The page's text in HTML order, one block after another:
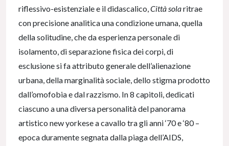
riflessivo-esistenziale e il didascalico,Città solaritrae
con precisione analitica una condizione umana, quella
della solitudine, che da esperienza personale di
isolamento, di separazione fisica dei corpi, di
esclusione si fa attributo generale dell’alienazione
urbana, della marginalità sociale, dello stigma prodotto
dall’omofobia e dal razzismo. In 8 capitoli, dedicati
ciascuno a una diversa personalità del panorama
artistico new yorkese a cavallo tra gli anni ‘70 e ‘80 –
epoca duramente segnata dalla piaga dell’AIDS,